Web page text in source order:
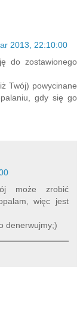
2013, 22:10:00
do zostawionego
Twój) powycinane
gdy się go
może zrobić
więc jest
denerwujmy;)